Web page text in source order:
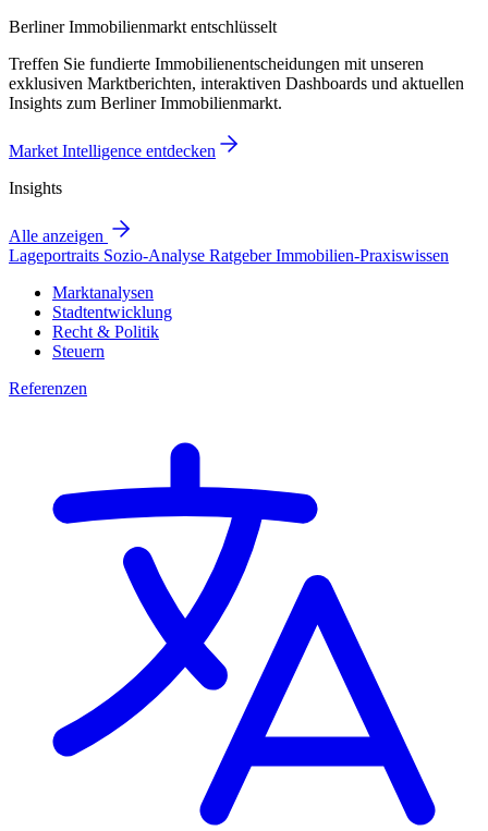
Berliner Immobilienmarkt entschlüsselt
Treffen Sie fundierte Immobilienentscheidungen mit unseren
exklusiven Marktberichten, interaktiven Dashboards und aktuellen
Insights zum Berliner Immobilienmarkt.
Market Intelligence entdecken
Insights
Alle anzeigen
Lageportraits Sozio-Analyse RatgeberImmobilien-Praxiswissen
Marktanalysen
Stadtentwicklung
Recht & Politik
Steuern
Referenzen